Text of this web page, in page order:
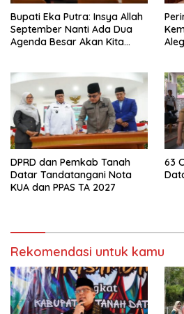
Bupati Eka Putra: Insya Allah
September Nanti Ada Dua
Agenda Besar Akan Kita
DPRD dan Pemkab Tanah
Datar Tandatangani Nota
KUA dan PPAS TA 2027
63
Rekomendasi untuk kamu